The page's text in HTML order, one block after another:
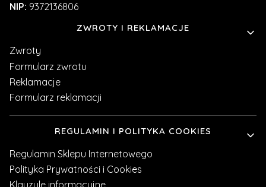
NIP: 9372136806
Linki w stopceZWROTY I REKLAMACJE
Zwroty
Formularz zwrotu
Reklamacje
Formularz reklamacji
REGULAMIN I POLITYKA COOKIES
Regulamin Sklepu Internetowego
Polityka Prywatności i Cookies